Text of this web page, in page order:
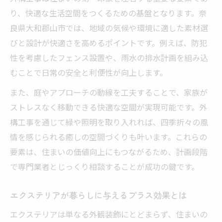
外構工事で家族の生活に合うデザイン提案
外構工事で安全性とプライバシーを確保す
る方法
外構工事の信頼業者を見極めるポイント
地域密着型で安心の外構工事サポート体制
外構工事で得られるアフターフォローの重
要性
経験豊かな職人による高品質な外構工事提
外構工事成功のための現地見積もり活用術
暮らしを変える外構リフォームのポイント紹介
り、快適な生活空間をつくるための基盤となります。奈
良県大和郡山市では、地域の気候や環境に適した素材選
びと設計が快適さを高めるポイントです。例えば、防犯
性を考慮したフェンス設置や、雨水の排水計画を組み込
むことで日常の安全と利便性が向上します。
また、庭やアプローチの動線を工夫することで、家族が
ストレスなく移動できる快適な空間が実現可能です。外
構工事を通じて緑や照明を取り入れれば、四季折々の風
情を感じられる癒しの空間づくりも叶います。これらの
要素は、住まいの価値向上にもつながるため、計画段階
で専門業者とじっくり相談することが成功の鍵です。
エクステリアが暮らしに与えるプラス効果とは
エクステリアは単なる外観装飾にとどまらず、住まいの